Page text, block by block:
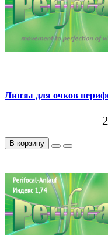
Линзы для очков
В корзину